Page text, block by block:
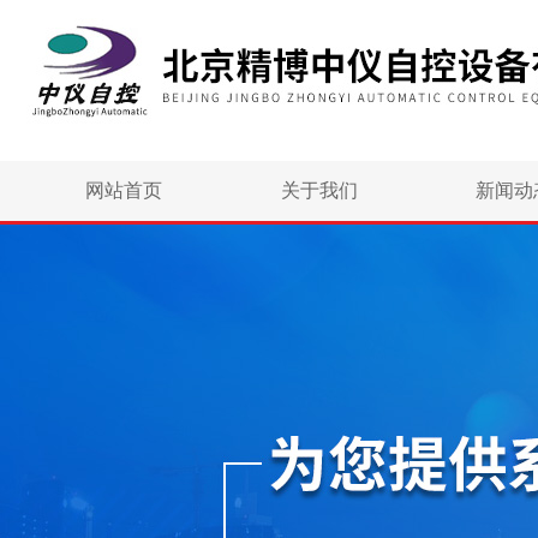
网站首页 关于我们 新闻动